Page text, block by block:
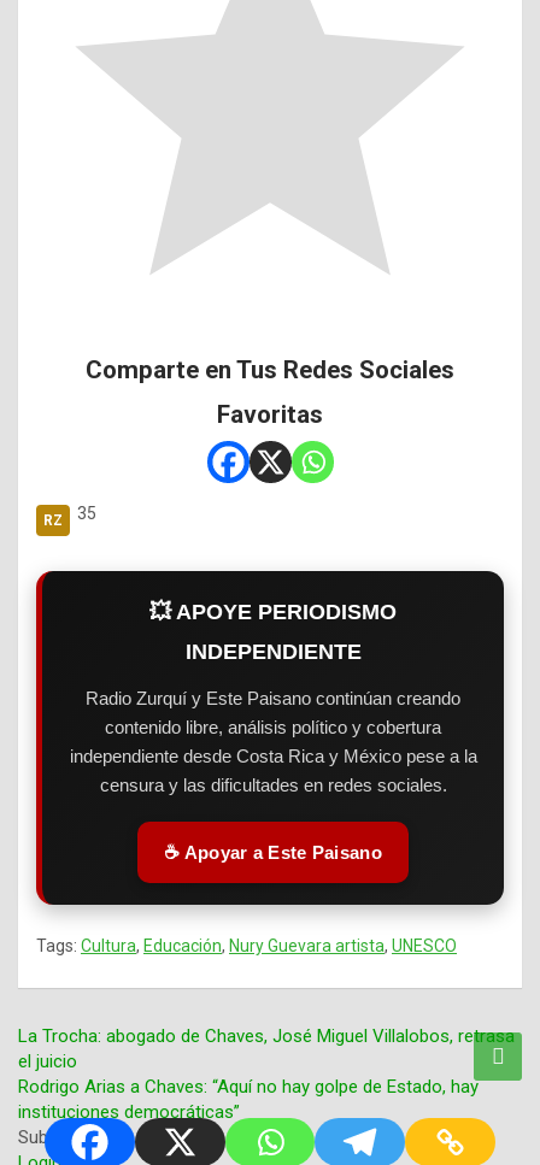
Comparte en Tus Redes Sociales
Favoritas
35
💥 APOYE PERIODISMO
INDEPENDIENTE
Radio Zurquí y Este Paisano continúan creando
contenido libre, análisis político y cobertura
independiente desde Costa Rica y México pese a la
censura y las dificultades en redes sociales.
☕ Apoyar a Este Paisano
Tags: Cultura, Educación, Nury Guevara artista, UNESCO
Navegación
de
La Trocha: abogado de Chaves, José Miguel Villalobos, retrasa
el juicio
Rodrigo Arias a Chaves: “Aquí no hay golpe de Estado, hay
instituciones democráticas”
Subscribe